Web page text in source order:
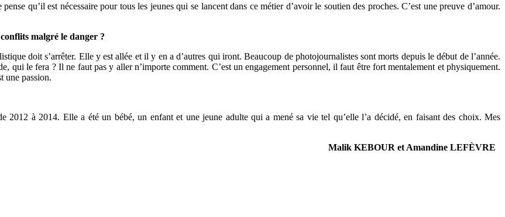
qu’il est nécessaire pour tous les jeunes qui se lancent dans ce métier d’avoir le soutien des proches. C’est une preuve d’amour.
malgré le danger ?
doit s’arrêter. Elle y est allée et il y en a d’autres qui iront. Beaucoup de photojournalistes sont morts depuis le début de l’année.
qui le fera ? Il ne faut pas y aller n’importe comment. C’est un engagement personnel, il faut être fort mentalement et physiquement.
une passion.
2012 à 2014. Elle a été un bébé, un enfant et une jeune adulte qui a mené sa vie tel qu’elle l’a décidé, en faisant des choix. Mes
Malik KEBOUR et Amandine LEFÈVRE